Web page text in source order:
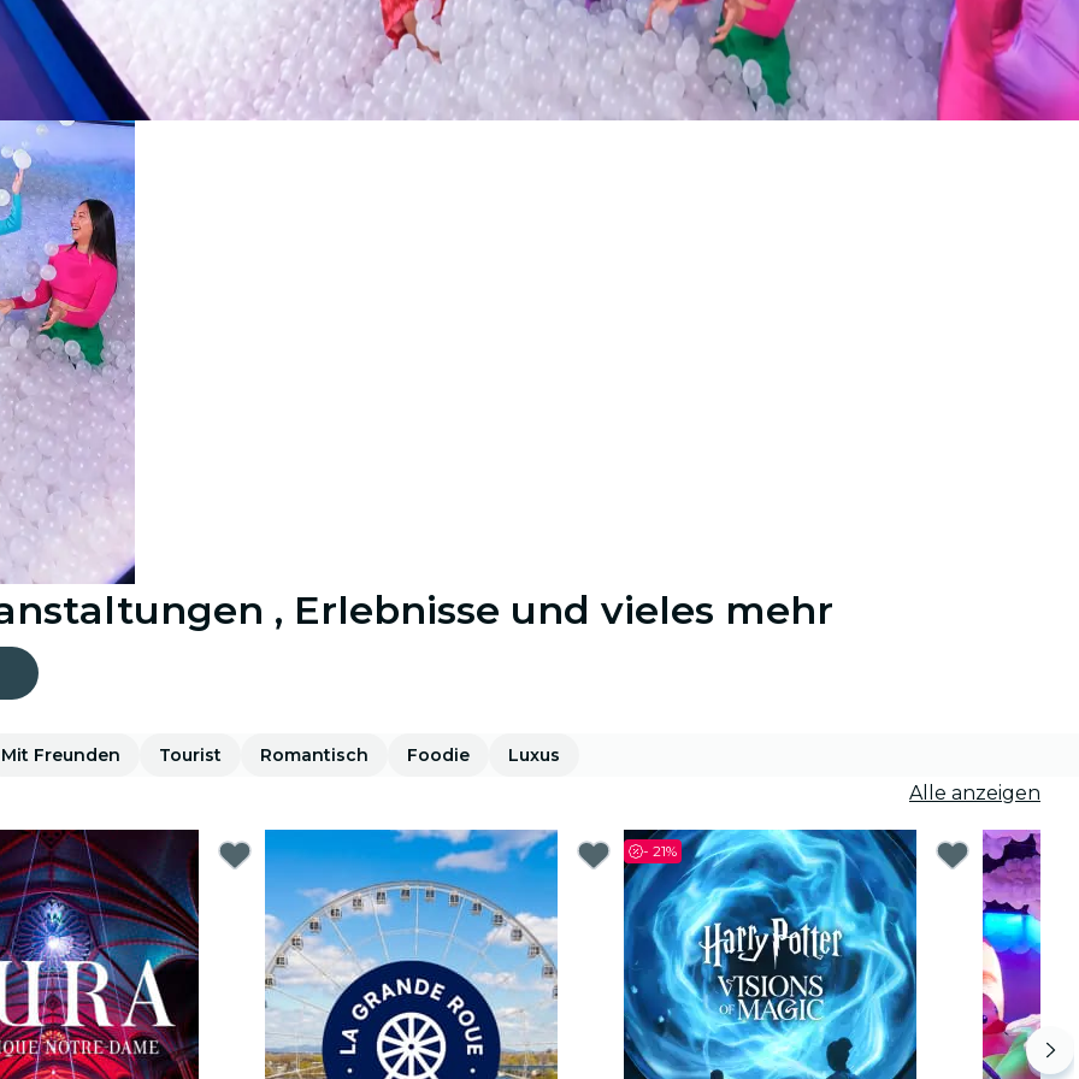
Restaurants
Kino
, Erlebnisse und vieles mehr
Mit Freunden Tourist Romantisch Foodie Luxus
Alle anzeigen
- 21%